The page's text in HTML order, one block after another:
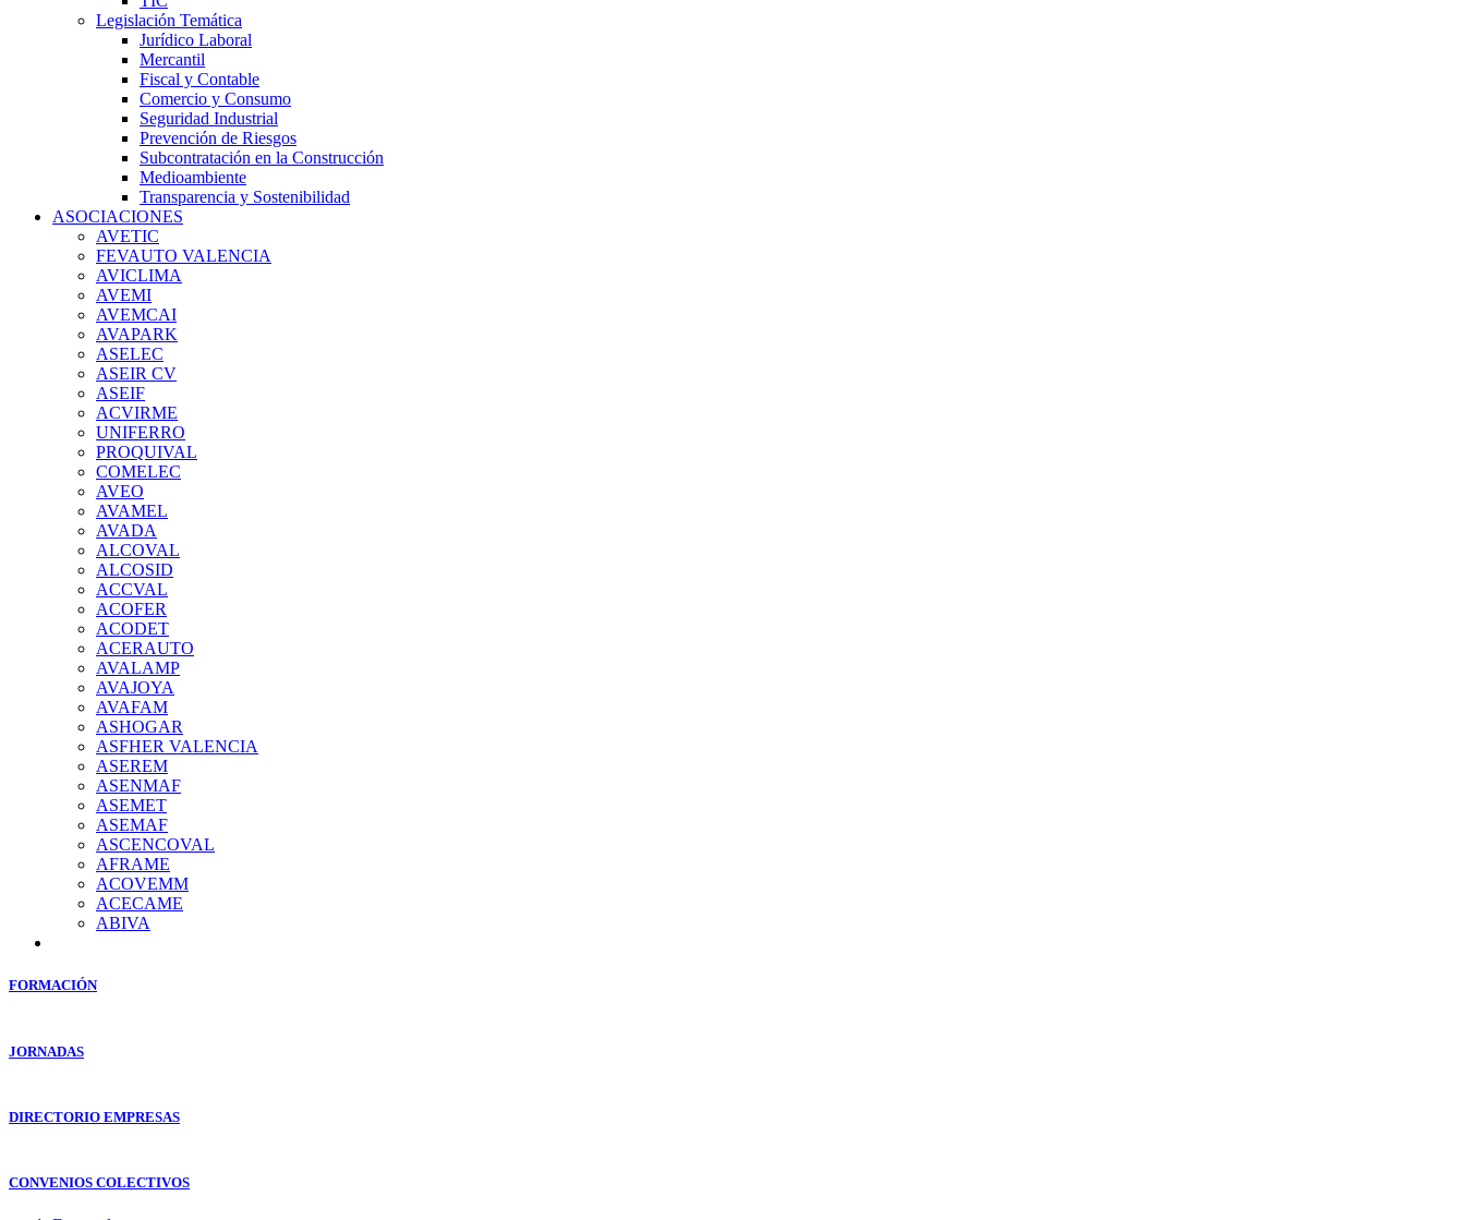
Legislación Temática
Jurídico Laboral
Mercantil
Fiscal y Contable
Comercio y Consumo
Seguridad Industrial
Prevención de Riesgos
Subcontratación en la Construcción
Medioambiente
Transparencia y Sostenibilidad
ASOCIACIONES
AVETIC
FEVAUTO VALENCIA
AVICLIMA
AVEMI
AVEMCAI
AVAPARK
ASELEC
ASEIR CV
ASEIF
ACVIRME
UNIFERRO
PROQUIVAL
COMELEC
AVEO
AVAMEL
AVADA
ALCOVAL
ALCOSID
ACCVAL
ACOFER
ACODET
ACERAUTO
AVALAMP
AVAJOYA
AVAFAM
ASHOGAR
ASFHER VALENCIA
ASEREM
ASENMAF
ASEMET
ASEMAF
ASCENCOVAL
AFRAME
ACOVEMM
ACECAME
ABIVA
FORMACIÓN
JORNADAS
DIRECTORIO EMPRESAS
CONVENIOS COLECTIVOS